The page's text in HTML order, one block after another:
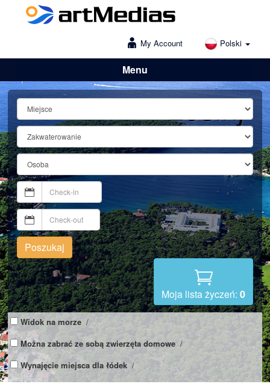
My Account Polski
Menu
Lošinj
Poszukaj
Moja lista życzeń: 0
Widok na morze /
Można zabrać ze sobą zwierzęta domowe /
Wynajęcie miejsca dla łódek /